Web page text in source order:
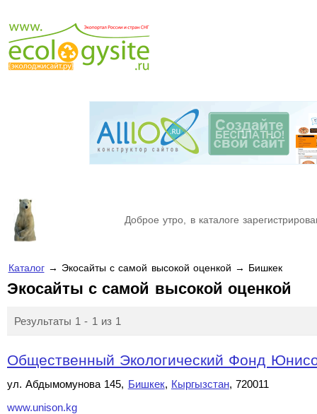
Доброе утро, в каталоге
Каталог→ Экосайты с самой высокой оценкой → Бишкек
Экосайты с самой высокой оценкой
Результаты 1 - 1 из 1
Общественный Экологический Фонд
ул. Абдымомунова 145, Бишкек, Кыргызстан, 720011
www.unison.kg